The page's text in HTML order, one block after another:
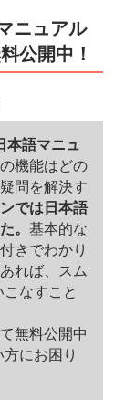
ニュアル
公開中！
本語マニュ
機能はどの
問を解決す
では日本語
。 基本的な
きでわかり
れば、スム
なすこと
無料公開中
にお困り